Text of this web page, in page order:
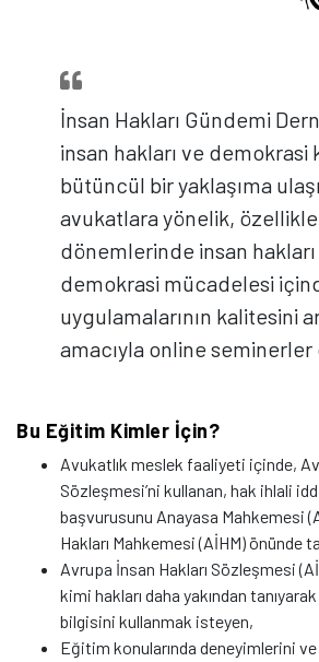
İnsan Hakları Gündemi
insan hakları ve demokrasi
bütüncül bir yaklaşıma
avukatlara yönelik,
dönemlerinde insan
demokrasi mücadelesi
uygulamalarının kalitesini
amacıyla online
Bu Eğitim Kimler İçin?
Avukatlık meslek faaliyeti içinde,
Sözleşmesi’ni kullanan, hak ihlali
başvurusunu Anayasa Mahkemesi
Hakları Mahkemesi (AİHM) önünde
Avrupa İnsan Hakları Sözleşmesi
kimi hakları daha yakından
bilgisini kullanmak isteyen,
Eğitim konularında deneyimlerini